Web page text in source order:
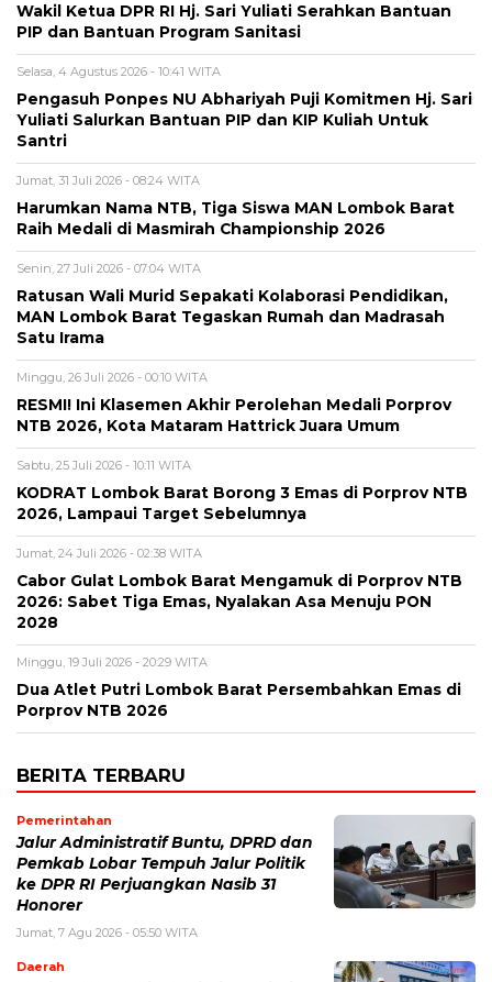
Wakil Ketua DPR RI Hj. Sari Yuliati Serahkan Bantuan
PIP dan Bantuan Program Sanitasi
Selasa, 4 Agustus 2026 - 10:41 WITA
Pengasuh Ponpes NU Abhariyah Puji Komitmen Hj. Sari
Yuliati Salurkan Bantuan PIP dan KIP Kuliah Untuk
Santri
Jumat, 31 Juli 2026 - 08:24 WITA
Harumkan Nama NTB, Tiga Siswa MAN Lombok Barat
Raih Medali di Masmirah Championship 2026
Senin, 27 Juli 2026 - 07:04 WITA
Ratusan Wali Murid Sepakati Kolaborasi Pendidikan,
MAN Lombok Barat Tegaskan Rumah dan Madrasah
Satu Irama
Minggu, 26 Juli 2026 - 00:10 WITA
RESMI! Ini Klasemen Akhir Perolehan Medali Porprov
NTB 2026, Kota Mataram Hattrick Juara Umum
Sabtu, 25 Juli 2026 - 10:11 WITA
KODRAT Lombok Barat Borong 3 Emas di Porprov NTB
2026, Lampaui Target Sebelumnya
Jumat, 24 Juli 2026 - 02:38 WITA
Cabor Gulat Lombok Barat Mengamuk di Porprov NTB
2026: Sabet Tiga Emas, Nyalakan Asa Menuju PON
2028
Minggu, 19 Juli 2026 - 20:29 WITA
Dua Atlet Putri Lombok Barat Persembahkan Emas di
Porprov NTB 2026
BERITA TERBARU
Pemerintahan
Jalur Administratif Buntu, DPRD dan
Pemkab Lobar Tempuh Jalur Politik
ke DPR RI Perjuangkan Nasib 31
Honorer
Jumat, 7 Agu 2026 - 05:50 WITA
Daerah